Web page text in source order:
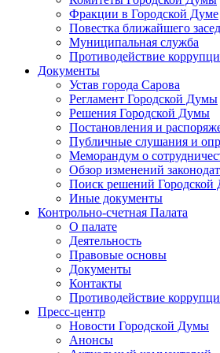
Фракции в Городской Думе
Повестка ближайшего
Муниципальная служба
Противодействие
Документы
Устав города Сарова
Регламент Городской Думы
Решения Городской Думы
Постановления и
Публичные слушания и
Меморандум о
Обзор изменений
Поиск решений
Иные документы
Контрольно-счетная Палата
О палате
Деятельность
Правовые основы
Документы
Контакты
Противодействие
Пресс-центр
Новости Городской Думы
Анонсы